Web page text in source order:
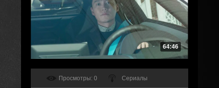
64:46
Просмотры: 0 Сериалы